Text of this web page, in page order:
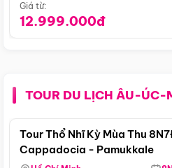
Giá từ:
12.999.000đ
TOUR DU LỊCH ÂU-ÚC-
Tour Thổ Nhĩ Kỳ Mùa Thu
Cappadocia - Pamukkale